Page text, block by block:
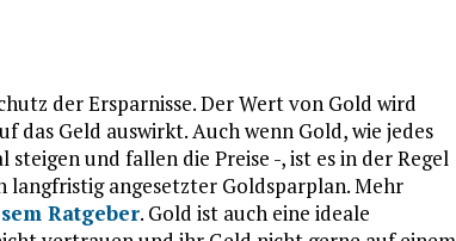
der Ersparnisse. Der Wert von Gold wird
das Geld auswirkt. Auch wenn Gold, wie jedes
und fallen die Preise -, ist es in der Regel
langfristig angesetzter Goldsparplan. Mehr
Ratgeber. Gold ist auch eine ideale